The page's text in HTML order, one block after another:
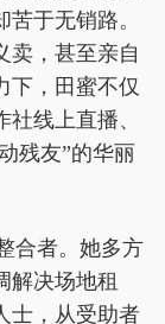
于无销路。
卖，甚至亲自
下，田蜜不仅
线上直播、
残友”的华丽
合者。她多方
解决场地租
士，从受助者